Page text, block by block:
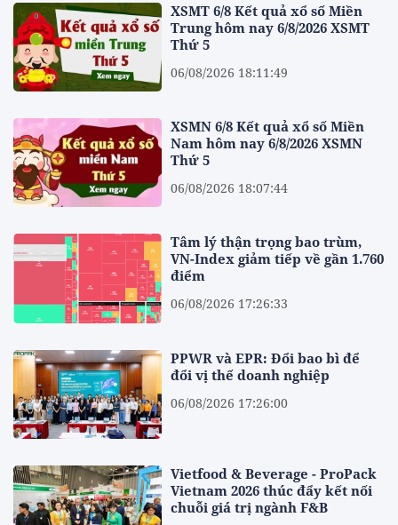
XSMT 6/8 Kết quả xổ số Miền
Trung hôm nay 6/8/2026 XSMT
Thứ 5
06/08/2026 18:11:49
XSMN 6/8 Kết quả xổ số Miền
Nam hôm nay 6/8/2026 XSMN
Thứ 5
06/08/2026 18:07:44
Tâm lý thận trọng bao trùm,
VN-Index giảm tiếp về gần 1.760
điểm
06/08/2026 17:26:33
PPWR và EPR: Đổi bao bì để
đổi vị thế doanh nghiệp
06/08/2026 17:26:00
Vietfood & Beverage - ProPack
Vietnam 2026 thúc đẩy kết nối
chuỗi giá trị ngành F&B